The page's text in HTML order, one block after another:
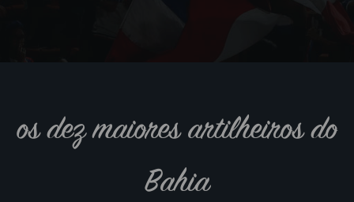
os dez maiores artilheiros do
Bahia